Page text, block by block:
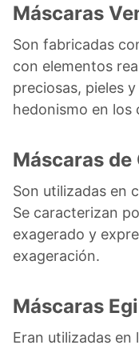
Máscaras
Son fabricadas
con elementos
preciosas, pieles
hedonismo en los
Máscaras de
Son utilizadas en
Se caracterizan
exagerado y
exageración.
Máscaras
Eran utilizadas en